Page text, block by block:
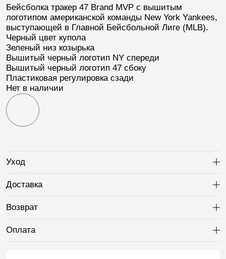
Бейсболка тракер 47 Brand MVP с вышитым
логотипом американской команды New York Yankees,
выступающей в Главной Бейсбольной Лиге (MLB).
Черный цвет купола
Зеленый низ козырька
Вышитый черный логотип NYспереди
Вышитый черный логотип 47сбоку
Пластиковая регулировка сзади
Нет в наличии
Уход
Доставка
Возврат
Оплата